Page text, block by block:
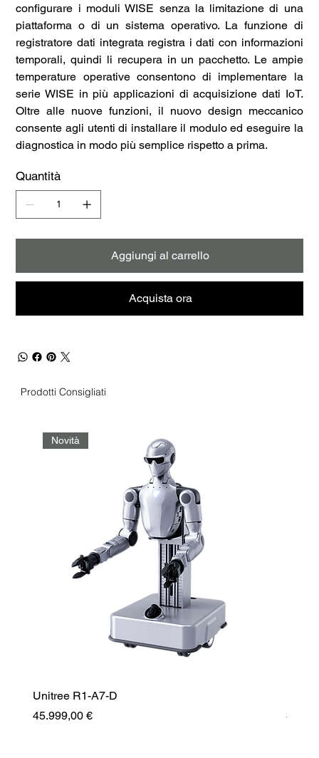
configurare i moduli WISE senza la limitazione di una
piattaforma o di un sistema operativo. La funzione di
registratore dati integrata registra i dati con informazioni
temporali, quindi li recupera in un pacchetto. Le ampie
temperature operative consentono di implementare la
serie WISE in più applicazioni di acquisizione dati IoT.
Oltre alle nuove funzioni, il nuovo design meccanico
consente agli utenti di installare il modulo ed eseguire la
diagnostica in modo più semplice rispetto a prima.
Quantità
Aggiungi al carrello
Acquista ora
Prodotti Consigliati
Novità
Unitree R1-A7-D
Prezzo
45.999,00 €